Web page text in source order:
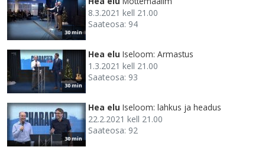
30 min
8.3.2021 kell 21.00
Saateosa: 94
30 min
Hea elu Iseloom: Armastus
1.3.2021 kell 21.00
Saateosa: 93
30 min
Hea elu Iseloom: lahkus ja headus
22.2.2021 kell 21.00
Saateosa: 92